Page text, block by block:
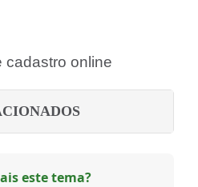
cadastro online
este tema?